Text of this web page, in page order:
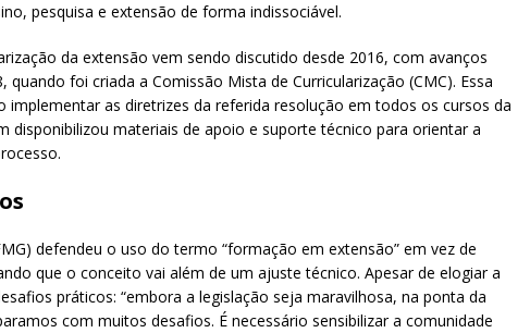
pesquisa e extensão de forma indissociável.
da extensão vem sendo discutido desde 2016, com avanços
quando foi criada a Comissão Mista de Curricularização (CMC). Essa
as diretrizes da referida resolução em todos os cursos da
disponibilizou materiais de apoio e suporte técnico para orientar a
defendeu o uso do termo “formação em extensão” em vez de
que o conceito vai além de um ajuste técnico. Apesar de elogiar a
práticos: “embora a legislação seja maravilhosa, na ponta da
com muitos desafios. É necessário sensibilizar a comunidade